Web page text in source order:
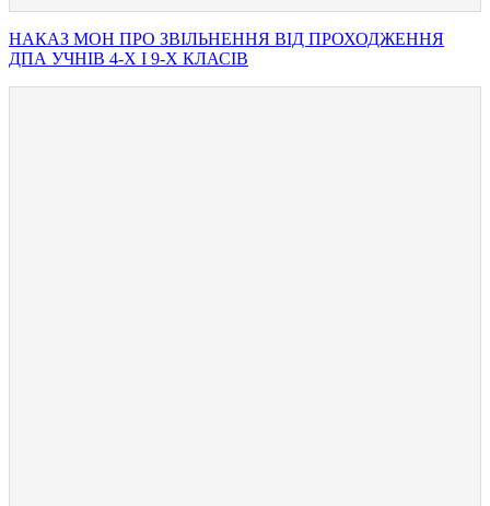
НАКАЗ МОН ПРО ЗВІЛЬНЕННЯ ВІД ПРОХОДЖЕННЯ
ДПА УЧНІВ 4-Х І 9-Х КЛАСІВ